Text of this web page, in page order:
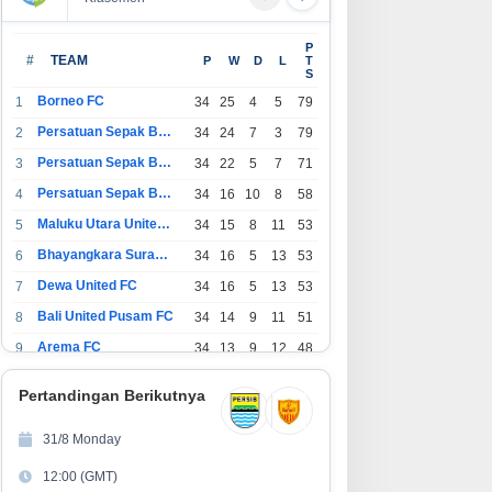
# TEAM P W D L
P
T
S
1 Borneo FC 34 25 4 5
79
2
Persatuan Sepak Bola Indonesia Bandung 34 24 7 3
79
3
Persatuan Sepak Bola Indonesia Jakarta 34 22 5 7
71
4
Persatuan Sepak Bola Surabaya 34 16 10 8
58
5
Maluku Utara United FC 34 15 8 11
53
6
Bhayangkara Surabaya United 34 16 5 13
53
7
Dewa United FC 34 16 5 13
53
8
Bali United Pusam FC 34 14 9 11
51
9
Arema FC 34 13 9 12
48
0
1
11 12 11
2
Pertandingan Berikutnya
31/8 Monday
12:00 (GMT)